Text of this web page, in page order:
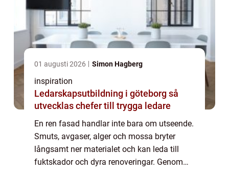
01 augusti 2026 Simon Hagberg
inspiration
Ledarskapsutbildning i göteborg så
utvecklas chefer till trygga ledare
En ren fasad handlar inte bara om utseende.
Smuts, avgaser, alger och mossa bryter
långsamt ner materialet och kan leda till
fuktskador och dyra renoveringar. Genom